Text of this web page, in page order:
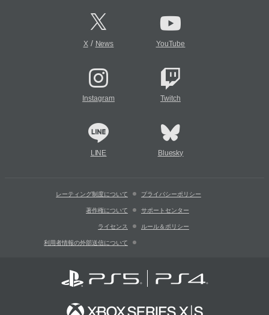
X/ News YouTube
Instagram Twitch
LINE Bluesky
レーティング制度について プライバシーポリシー
著作権について サポートセンター
ライセンス ルール＆ポリシー
利用者情報の外部送信について